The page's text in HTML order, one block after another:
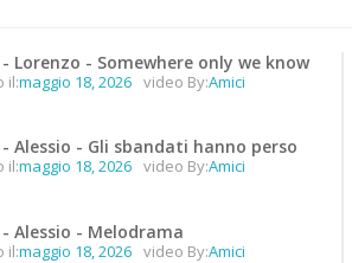
Lorenzo - Somewhere only we know
il:maggio 18, 2026 video By:Amici
Alessio - Gli sbandati hanno perso
il:maggio 18, 2026 video By:Amici
Alessio - Melodrama
il:maggio 18, 2026 video By:Amici